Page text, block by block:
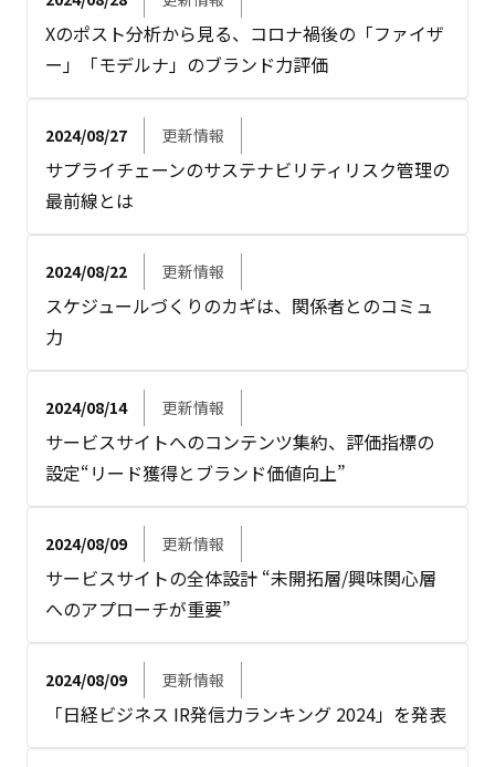
Xのポスト分析から見る、コロナ禍後の「ファイザ
ー」「モデルナ」のブランド力評価
2024/08/27 更新情報
サプライチェーンのサステナビリティリスク管理の
最前線とは
2024/08/22 更新情報
スケジュールづくりのカギは、関係者とのコミュ
力
2024/08/14 更新情報
サービスサイトへのコンテンツ集約、評価指標の
設定“リード獲得とブランド価値向上”
2024/08/09 更新情報
サービスサイトの全体設計 “未開拓層/興味関心層
へのアプローチが重要”
2024/08/09 更新情報
「日経ビジネス IR発信力ランキング 2024」を発表